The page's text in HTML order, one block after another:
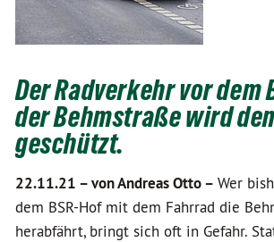
Der Radverkehr vor dem
der Behmstraße wird
geschützt.
22.11.21 –von Andreas Otto – Wer
dem BSR-Hof mit dem Fahrrad die
herabfährt, bringt sich oft in Gefahr.